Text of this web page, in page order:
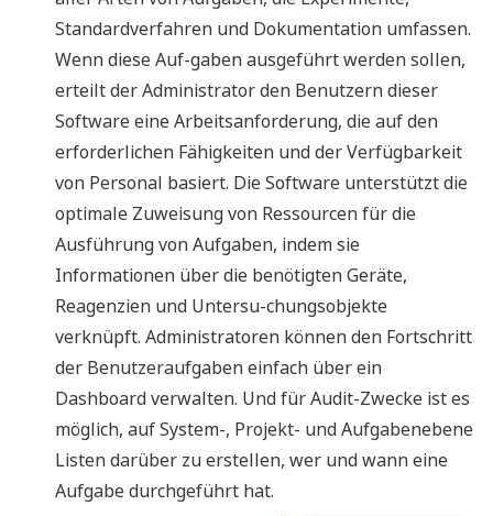
Standardverfahren und Dokumentation umfassen.
Wenn diese Auf-gaben ausgeführt werden sollen,
erteilt der Administrator den Benutzern dieser
Software eine Arbeitsanforderung, die auf den
erforderlichen Fähigkeiten und der Verfügbarkeit
von Personal basiert. Die Software unterstützt die
optimale Zuweisung von Ressourcen für die
Ausführung von Aufgaben, indem sie
Informationen über die benötigten Geräte,
Reagenzien und Untersu-chungsobjekte
verknüpft. Administratoren können den Fortschritt
der Benutzeraufgaben einfach über ein
Dashboard verwalten. Und für Audit-Zwecke ist es
möglich, auf System-, Projekt- und Aufgabenebene
Listen darüber zu erstellen, wer und wann eine
Aufgabe durchgeführt hat.